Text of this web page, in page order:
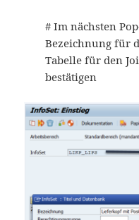
# Im nächsten
Bezeichnung für
Tabelle für den
bestätigen